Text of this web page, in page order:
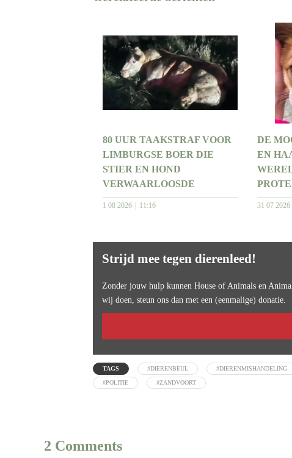
80 UUR TAAKSTRAF VOOR
LIMBURGSE BOER DIE
STIER EN HOND
VERWAARLOOSDE
1 08 2026 11:16
DE
EN
31 07 2026
Strijd mee tegen dierenleed!
Zonder jouw hulp kunnen House of Animals en
wij doen, steun ons dan met een (eenmalige) donatie.
TAGS #DIERENBEUL #DIERENMISHANDELING
#POLITIE #ZANDVOORT
2 Comments